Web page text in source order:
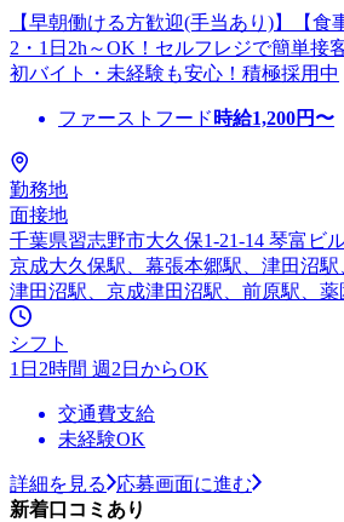
【早朝働ける方歓迎(手当あり)】【食
2・1日2h～OK！セルフレジで簡単
初バイト・未経験も安心！積極採用中
ファーストフード 時給1,200円〜
勤務地
面接地
千葉県習志野市大久保1-21-14 琴富ビ
京成大久保駅、幕張本郷駅、津田沼
津田沼駅、京成津田沼駅、前原駅、薬
シフト
1日2時間 週2日からOK
交通費支給
未経験OK
詳細を見る
応募画面に進む
新着口コミあり